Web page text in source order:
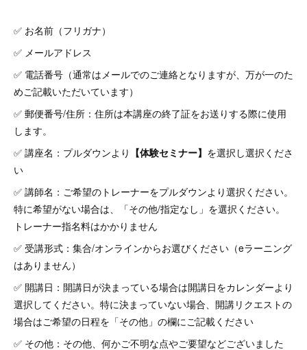
✅ お名前（フリガナ）
✅ メールアドレス
✅ 電話番号（通常はメールでのご連絡となりますが、万が一のた
めご記載いただいています）
✅ 郵便番号/住所：住所は本講座の終了証をお送りする際に使用
します。
✅ 講座名：プルダウンより 【体験セミナー】 を選択し選択くださ
い
✅ 講師名：ご希望のトレーナーをプルダウンより選択ください。
特に希望がない場合は、「その他/指定なし」を選択ください。
トレーナー指名料はかかりません
✅ 受講形式：集合/オンラインからお選びください（eラーニング
はありません）
✅ 開講日：開講日が決まっている場合は開講日をカレンダーより
選択してください。特に決まっていない場合、開講リクエストの
場合はご希望の日程を「その他」の欄にご記載ください
✅ その他：その他、何かご不明な点やご要望などございました